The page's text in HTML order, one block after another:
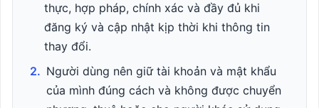
thực, hợp pháp, chính xác và đầy đủ khi
đăng ký và cập nhật kịp thời khi thông tin
thay đổi.
2. Người dùng nên giữ tài khoản và mật khẩu
của mình đúng cách và không được chuyển